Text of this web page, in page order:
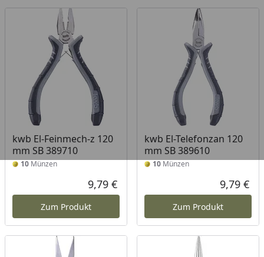
kwb El-Feinmech-z 120
mm SB 389710
10 Münzen
Aktueller Preis
9,79 €
Zum Produkt
kwb El-Telefonzan 120
mm SB 389610
10Münzen
9,79 €
Zum Produkt